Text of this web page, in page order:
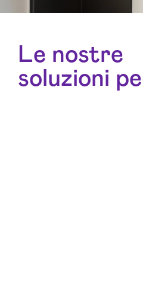
Le nostre
soluzioni